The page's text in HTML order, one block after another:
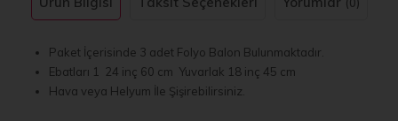
Paket İçerisinde 3 adet Folyo Balon Bulunmaktadır.
Ebatları 1 24 inç 60 cm Yuvarlak 18 inç 45 cm
Hava veya Helyum İle Şişirebilirsiniz.